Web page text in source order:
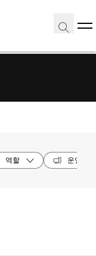
역할 운영 체